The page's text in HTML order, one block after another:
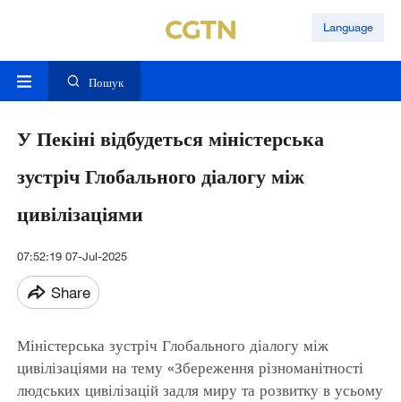
Language
Пошук
У Пекіні відбудеться міністерська
зустріч Глобального діалогу між
цивілізаціями
07:52:19 07-Jul-2025
Share
Міністерська зустріч Глобального діалогу між
цивілізаціями на тему «Збереження різноманітності
людських цивілізацій задля миру та розвитку в усьому